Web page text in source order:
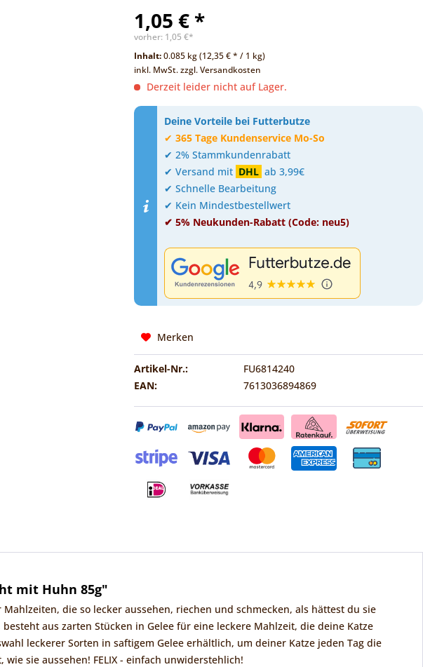
1,05 € *
vorher: 1,05 €*
Inhalt:0.085 kg (12,35 € * / 1 kg)
inkl. MwSt.zzgl. Versandkosten
Derzeit leider nicht auf Lager.
Deine Vorteile bei Futterbutze
✔365 Tage Kundenservice Mo-So
✔ 2% Stammkundenrabatt
✔ Versand mit DHL ab 3,99€
✔ Schnelle Bearbeitung
✔ Kein Mindestbestellwert
✔ 5% Neukunden-Rabatt (Code: neu5)
Merken
Artikel-Nr.:
FU6814240
EAN:
7613036894869
mit Huhn 85g"
die so lecker aussehen, riechen und schmecken, als hättest du sie
aus zarten Stücken in Gelee für eine leckere Mahlzeit, die deine Katze
leckerer Sorten in saftigem Gelee erhältlich, um deiner Katze jeden Tag die
sie aussehen! FELIX - einfach unwiderstehlich!